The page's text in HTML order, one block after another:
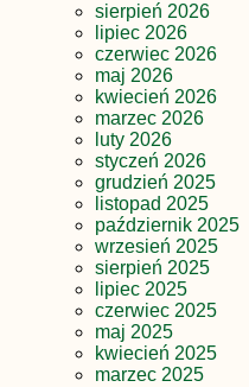
sierpień 2026
lipiec 2026
czerwiec 2026
maj 2026
kwiecień 2026
marzec 2026
luty 2026
styczeń 2026
grudzień 2025
listopad 2025
październik 2025
wrzesień 2025
sierpień 2025
lipiec 2025
czerwiec 2025
maj 2025
kwiecień 2025
marzec 2025